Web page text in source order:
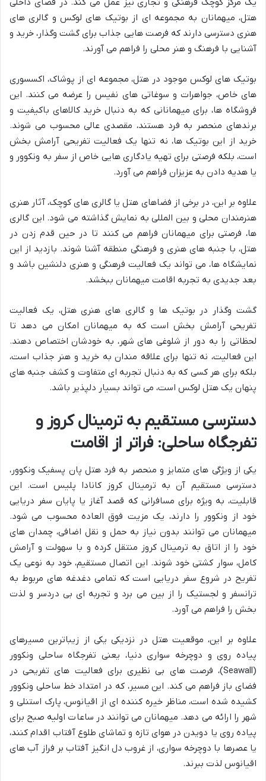
هتل، میهمانان به مجموعه ای از بوتیک های لوکس و گالری های
هنری دسترسی دارند که فرصت هایی جذاب برای گشت وگذار، خرید و
آشنایی با فرهنگ و هنر محلی را فراهم می آورند.
بوتیک های لوکس موجود در هتل، مجموعه ای از پوشاک، اکسسوری
های خاص، جواهرات و سوغاتی های نفیس را عرضه می کنند. این
فروشگاه ها، برای میهمانانی که به دنبال خرید کالاهای باکیفیت و
برندهای منحصر به فرد هستند، مقصدی عالی محسوب می شوند.
خرید از این بوتیک ها، نه تنها یک فعالیت تفریحی آرامش بخش
است، بلکه فرصتی برای تهیه یادگاری هایی خاص از سفر به ونکوور و
یا هدیه دادن به عزیزان فراهم می آورد.
علاوه بر این، در برخی از فضاهای هتل یا گالری های کوچک، آثار هنری
هنرمندان محلی و بین المللی به نمایش گذاشته می شود. این گالری
ها، فرصتی برای میهمانان فراهم می کنند تا در حین قدم زدن در
هتل، با جنبه های هنری و فرهنگی منطقه آشنا شوند. بازدید از این
نمایشگاه ها، می تواند یک فعالیت فرهنگی و هنری دلنشین باشد و
بعد جدیدی به تجربه اقامت میهمانان ببخشد.
گشت وگذار در بوتیک ها و گالری های هنری هتل، یک فعالیت
تفریحی آرامش بخش است که به میهمانان امکان می دهد تا
لحظاتی را به دور از شلوغی های شهر، به خودشان اختصاص دهند.
این فعالیت، نه تنها برای علاقه مندان به خرید و هنر جذاب است،
بلکه برای هر کسی که به دنبال تجربه ای متفاوت و کشف جنبه های
پنهان یک هتل لوکس است، می تواند بسیار دلپذیر باشد.
دسترسی مستقیم به ترمینال کروز و
تفرجگاه ساحلی: فراتر از اقامت
یکی از ویژگی های متمایز و منحصر به فرد هتل پان پسفیک ونکوور،
دسترسی مستقیم آن به ترمینال کروز کانادا پلیس است. این
قابلیت، به ویژه برای مسافرانی که قصد آغاز یا پایان سفر دریایی
خود از ونکوور را دارند، یک مزیت فوق العاده محسوب می شود.
میهمانان می توانند بدون نیاز به حمل و نقل اضافی، چمدان های
خود را از اتاق به ترمینال کروز منتقل کرده و با سهولت و آرامش
کامل، سوار کشتی خود شوند. این اتصال مستقیم، خود به نوعی یک
تفریح در شروع سفر دریایی است که تمامی دغدغه های مربوط به
ترانسفر و لجستیک را از بین می برد و تجربه ای بی دردسر و لذت
بخش را فراهم می آورد.
علاوه بر این، موقعیت هتل در نزدیکی یکی از زیباترین مسیرهای
پیاده روی و دوچرخه سواری دنیا، یعنی تفرجگاه ساحلی ونکوور
(Seawall)، فرصت های بی نظیری برای فعالیت های تفریحی در
فضای باز فراهم می کند. این مسیر، که در امتداد خط ساحلی ونکوور
کشیده شده است، مناظر خیره کننده ای از اقیانوس، پارک استنلی و
شهر را ارائه می دهد. میهمانان می توانند در ساعات اولیه صبح برای
پیاده روی یا دویدن در هوای تازه و تماشای طلوع آفتاب اقدام کنند،
یا عصرها با دوچرخه سواری، از غروب دل انگیز آفتاب بر فراز آب های
اقیانوس لذت ببرند.